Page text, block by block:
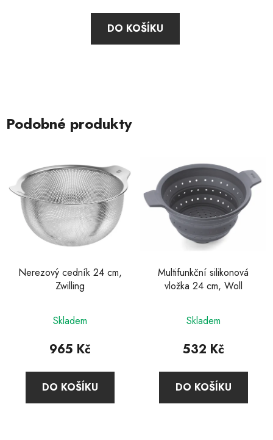
5,0
z
DO KOŠÍKU
Podobné produkty
Nerezový cedník 24 cm,
Zwilling
Skladem
965 Kč
DO KOŠÍKU
Multifunkční silikonová
vložka 24 cm, Woll
Skladem
532 Kč
DO KOŠÍKU